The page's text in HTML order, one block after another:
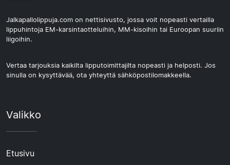
Jalkapallolippuja.com on nettisivusto, jossa voit nopeasti vertailla
lippuhintoja EM-karsintaotteluihin, MM-kisoihin tai Euroopan suuriin
liigoihin.
Vertaa tarjouksia kaikilta lipputoimittajilta nopeasti ja helposti. Jos
sinulla on kysyttävää, ota yhteyttä sähköpostilomakkeella.
Valikko
Etusivu